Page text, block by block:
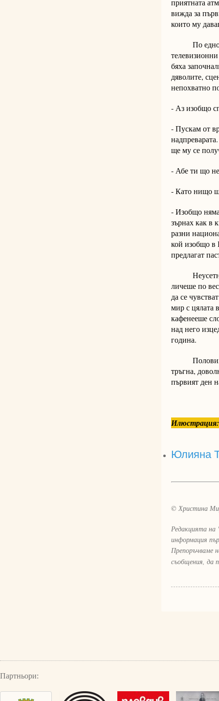
приятната
вижда за
които му
По едно
бяха
дяволите,
непохватно
- Аз изобщо
- Пускам от
ще му се
- Абе ти що
- Като нищо
- Изобщо
зърнах как в
разни
кой изобщо в
предлагат
Неусетно
личеше по
да се
мир с цялата
кафенееше
над него
година.
Половин
тръгна,
първият ден
Юлияна
© Христина
Редакцията на
информация
Препоръчваме
съобщения, да
Партньори: